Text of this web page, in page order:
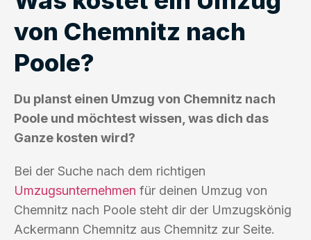
von Chemnitz nach
Poole?
Du planst einen Umzug von Chemnitz nach
Poole und möchtest wissen, was dich das
Ganze kosten wird?
Bei der Suche nach dem richtigen
Umzugsunternehmen für deinen Umzug von
Chemnitz nach Poole steht dir der Umzugskönig
Ackermann Chemnitz aus Chemnitz zur Seite.